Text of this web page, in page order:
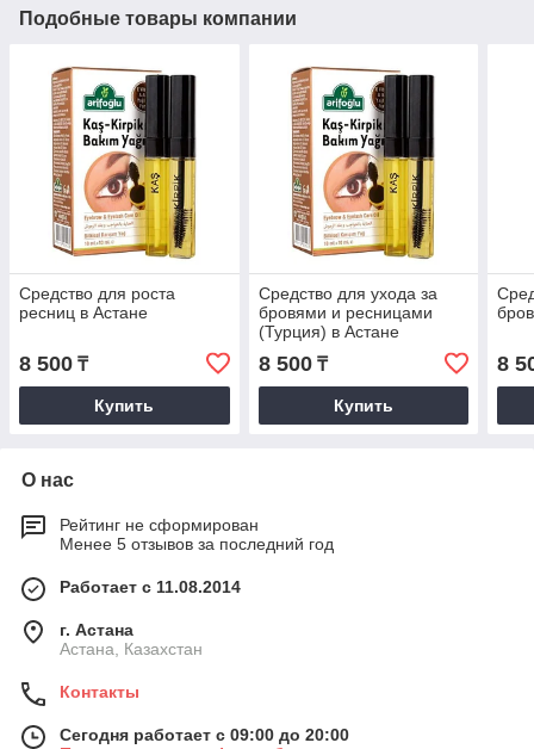
Подобные товары компании
Средство для роста
ресниц в Астане
8 500 ₸
Купить
Средство для ухода за
бровями и ресницами
(Турция) в Астане
8 500₸
Купить
8
О нас
Рейтинг не сформирован
Менее 5 отзывов за последний год
Работает с 11.08.2014
г. Астана
Астана, Казахстан
Контакты
Сегодня работает с 09:00 до 20:00